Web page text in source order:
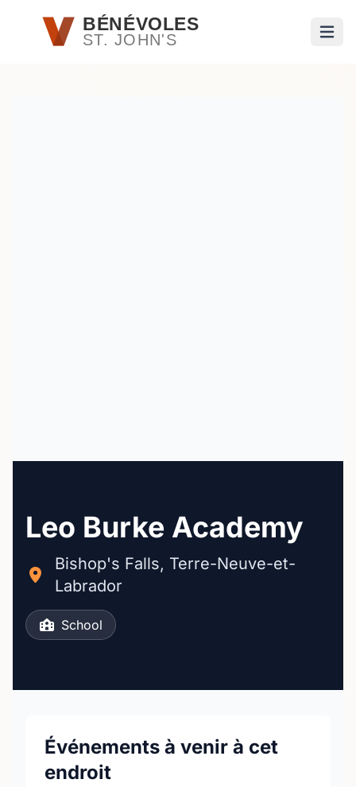
Passer au contenu principal
BÉNÉVOLES
ST. JOHN'S
Leo Burke Academy
Bishop's Falls, Terre-Neuve-et-
Labrador
School
Événements à venir à cet
endroit